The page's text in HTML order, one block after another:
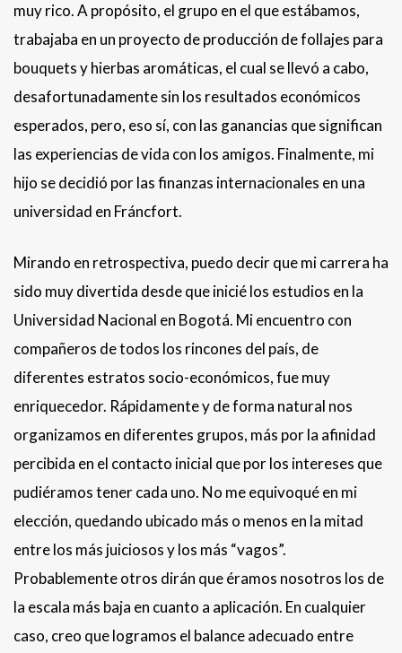
muy rico. A propósito, el grupo en el que estábamos,
trabajaba en un proyecto de producción de follajes para
bouquets y hierbas aromáticas, el cual se llevó a cabo,
desafortunadamente sin los resultados económicos
esperados, pero, eso sí, con las ganancias que significan
las experiencias de vida con los amigos. Finalmente, mi
hijo se decidió por las finanzas internacionales en una
universidad en Fráncfort.
Mirando en retrospectiva, puedo decir que mi carrera ha
sido muy divertida desde que inicié los estudios en la
Universidad Nacional en Bogotá. Mi encuentro con
compañeros de todos los rincones del país, de
diferentes estratos socio-económicos, fue muy
enriquecedor. Rápidamente y de forma natural nos
organizamos en diferentes grupos, más por la afinidad
percibida en el contacto inicial que por los intereses que
pudiéramos tener cada uno. No me equivoqué en mi
elección, quedando ubicado más o menos en la mitad
entre los más juiciosos y los más “vagos”.
Probablemente otros dirán que éramos nosotros los de
la escala más baja en cuanto a aplicación. En cualquier
caso, creo que logramos el balance adecuado entre